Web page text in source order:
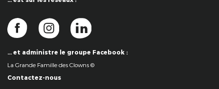
… et administre le groupe Facebook :
La Grande Famille des Clowns ©
Contactez-nous